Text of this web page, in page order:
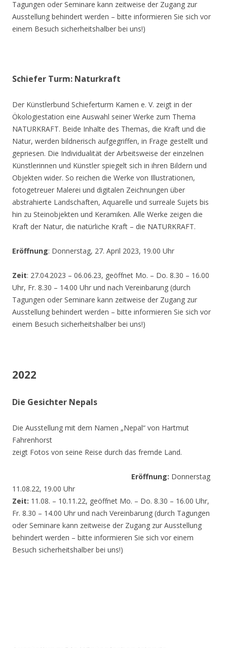
Tagungen oder Seminare kann zeitweise der Zugang zur
Ausstellung behindert werden – bitte informieren Sie sich vor
einem Besuch sicherheitshalber bei uns!)
Schiefer Turm: Naturkraft
Der Künstlerbund Schieferturm Kamen e. V. zeigt in der
Ökologiestation eine Auswahl seiner Werke zum Thema
NATURKRAFT. Beide Inhalte des Themas, die Kraft und die
Natur, werden bildnerisch aufgegriffen, in Frage gestellt und
gepriesen. Die Individualität der Arbeitsweise der einzelnen
Künstlerinnen und Künstler spiegelt sich in ihren Bildern und
Objekten wider. So reichen die Werke von Illustrationen,
fotogetreuer Malerei und digitalen Zeichnungen über
abstrahierte Landschaften, Aquarelle und surreale Sujets bis
hin zu Steinobjekten und Keramiken. Alle Werke zeigen die
Kraft der Natur, die natürliche Kraft – die NATURKRAFT.
Eröffnung: Donnerstag, 27. April 2023, 19.00 Uhr
Zeit: 27.04.2023 – 06.06.23, geöffnet Mo. – Do. 8.30 – 16.00
Uhr, Fr. 8.30 – 14.00 Uhr und nach Vereinbarung (durch
Tagungen oder Seminare kann zeitweise der Zugang zur
Ausstellung behindert werden – bitte informieren Sie sich vor
einem Besuch sicherheitshalber bei uns!)
2022
Die Gesichter Nepals
Die Ausstellung mit dem Namen „Nepal“ von Hartmut
Fahrenhorst
zeigt Fotos von seine Reise durch das fremde Land.
Eröffnung: Donnerstag
11.08.22, 19.00 Uhr
Zeit: 11.08. – 10.11.22, geöffnet Mo. – Do. 8.30 – 16.00 Uhr,
Fr. 8.30 – 14.00 Uhr und nach Vereinbarung (durch Tagungen
oder Seminare kann zeitweise der Zugang zur Ausstellung
behindert werden – bitte informieren Sie sich vor einem
Besuch sicherheitshalber bei uns!)